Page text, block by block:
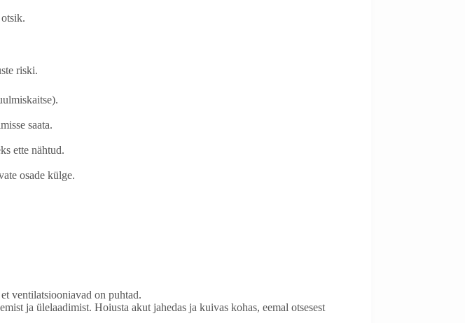
riski.
saata.
ette nähtud.
osade külge.
ventilatsiooniavad on puhtad.
ja ülelaadimist. Hoiusta akut jahedas ja kuivas kohas, eemal otsesest